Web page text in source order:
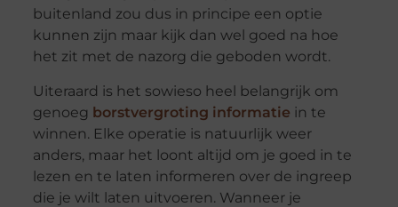
buitenland zou dus in principe een optie
kunnen zijn maar kijk dan wel goed na hoe
het zit met de nazorg die geboden wordt.
Uiteraard is het sowieso heel belangrijk om
genoeg borstvergroting informatie in te
winnen. Elke operatie is natuurlijk weer
anders, maar het loont altijd om je goed in te
lezen en te laten informeren over de ingreep
die je wilt laten uitvoeren. Wanneer je